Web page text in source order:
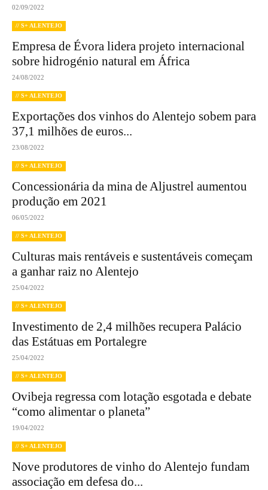
02/09/2022
// S+ ALENTEJO
Empresa de Évora lidera projeto internacional
sobre hidrogénio natural em África
24/08/2022
// S+ ALENTEJO
Exportações dos vinhos do Alentejo sobem para
37,1 milhões de euros...
23/08/2022
// S+ ALENTEJO
Concessionária da mina de Aljustrel aumentou
produção em 2021
06/05/2022
// S+ ALENTEJO
Culturas mais rentáveis e sustentáveis começam
a ganhar raiz no Alentejo
25/04/2022
// S+ ALENTEJO
Investimento de 2,4 milhões recupera Palácio
das Estátuas em Portalegre
25/04/2022
// S+ ALENTEJO
Ovibeja regressa com lotação esgotada e debate
“como alimentar o planeta”
19/04/2022
// S+ ALENTEJO
Nove produtores de vinho do Alentejo fundam
associação em defesa do...